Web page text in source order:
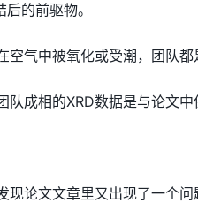
的前驱物。
气中被氧化或受潮，团队
成相的XRD数据是与论文中
论文文章里又出现了一个问